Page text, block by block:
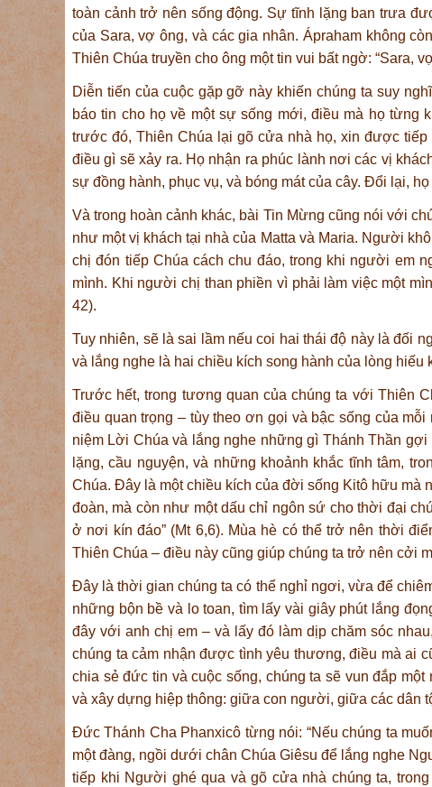
toàn cảnh trở nên sống động. Sự tĩnh lặng ban trưa
của Sara, vợ ông, và các gia nhân. Ápraham không
Thiên Chúa truyền cho ông một tin vui bất ngờ: “Sara,
Diễn tiến của cuộc gặp gỡ này khiến chúng ta suy
báo tin cho họ về một sự sống mới, điều mà họ từng
trước đó, Thiên Chúa lại gõ cửa nhà họ, xin được
điều gì sẽ xảy ra. Họ nhận ra phúc lành nơi các vị
sự đồng hành, phục vụ, và bóng mát của cây. Đổi lại,
Và trong hoàn cảnh khác, bài Tin Mừng cũng nói với
như một vị khách tại nhà của Matta và Maria. Người
chị đón tiếp Chúa cách chu đáo, trong khi người em
mình. Khi người chị than phiền vì phải làm việc một
42).
Tuy nhiên, sẽ là sai lầm nếu coi hai thái độ này là đối
và lắng nghe là hai chiều kích song hành của lòng hiếu
Trước hết, trong tương quan của chúng ta với Thiên
điều quan trọng – tùy theo ơn gọi và bậc sống của
niệm Lời Chúa và lắng nghe những gì Thánh Thần
lặng, cầu nguyện, và những khoảnh khắc tĩnh tâm,
Chúa. Đây là một chiều kích của đời sống Kitô hữu mà
đoàn, mà còn như một dấu chỉ ngôn sứ cho thời đại
ở nơi kín đáo” (Mt 6,6). Mùa hè có thể trở nên thời
Thiên Chúa – điều này cũng giúp chúng ta trở nên cởi
Đây là thời gian chúng ta có thể nghỉ ngơi, vừa để
những bộn bề và lo toan, tìm lấy vài giây phút lắng
đây với anh chị em – và lấy đó làm dịp chăm sóc
chúng ta cảm nhận được tình yêu thương, điều mà ai
chia sẻ đức tin và cuộc sống, chúng ta sẽ vun đắp
và xây dựng hiệp thông: giữa con người, giữa các dân
Đức Thánh Cha Phanxicô từng nói: “Nếu chúng ta
một đàng, ngồi dưới chân Chúa Giêsu để lắng nghe
tiếp khi Người ghé qua và gõ cửa nhà chúng ta,